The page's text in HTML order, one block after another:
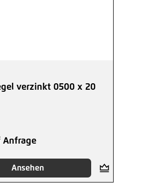
verzinkt 0500 x 20
Anfrage
Ansehen